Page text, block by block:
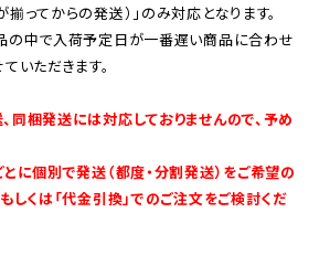
ってからの発送）」のみ対応となります。
の中で入荷予定日が一番遅い商品に合わせ
いただきます。
同梱発送には対応しておりませんので、予め
に個別で発送（都度・分割発送）をご希望の
しくは「代金引換」でのご注文をご検討くだ